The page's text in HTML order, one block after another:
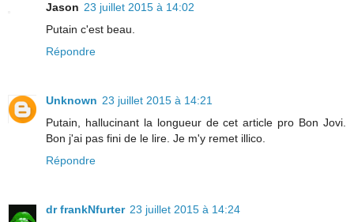
Jason 23 juillet 2015 à 14:02
Putain c'est beau.
Répondre
Unknown 23 juillet 2015 à 14:21
Putain, hallucinant la longueur de cet article pro Bon Jovi.
Bon j'ai pas fini de le lire. Je m'y remet illico.
Répondre
dr frankNfurter 23 juillet 2015 à 14:24